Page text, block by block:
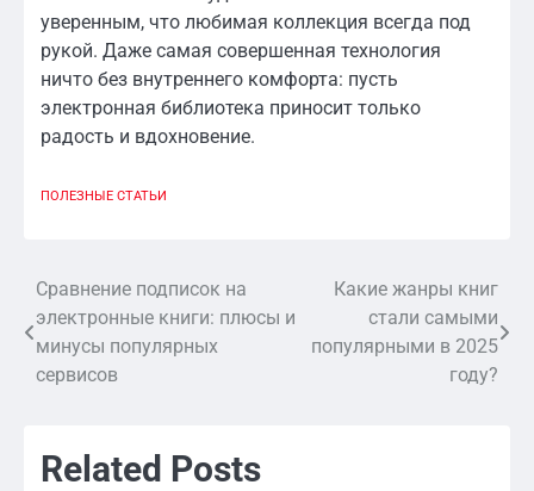
уверенным, что любимая коллекция всегда под
рукой. Даже самая совершенная технология
ничто без внутреннего комфорта: пусть
электронная библиотека приносит только
радость и вдохновение.
ПОЛЕЗНЫЕ СТАТЬИ
Навигация
по
записям
Сравнение подписок на
электронные книги: плюсы и
минусы популярных
сервисов
Какие жанры книг
стали самыми
популярными в 2025
году?
Related Posts